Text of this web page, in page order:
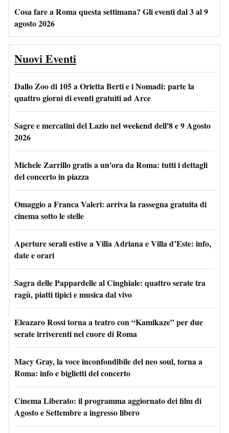
Cosa fare a Roma questa settimana? Gli eventi dal 3 al 9
agosto 2026
Nuovi Eventi
Dallo Zoo di 105 a Orietta Berti e i Nomadi: parte la
quattro giorni di eventi gratuiti ad Arce
Sagre e mercatini del Lazio nel weekend dell'8 e 9 Agosto
2026
Michele Zarrillo gratis a un'ora da Roma: tutti i dettagli
del concerto in piazza
Omaggio a Franca Valeri: arriva la rassegna gratuita di
cinema sotto le stelle
Aperture serali estive a Villa Adriana e Villa d’Este: info,
date e orari
Sagra delle Pappardelle al Cinghiale: quattro serate tra
ragù, piatti tipici e musica dal vivo
Eleazaro Rossi torna a teatro con “Kamikaze” per due
serate irriverenti nel cuore di Roma
Macy Gray, la voce inconfondibile del neo soul, torna a
Roma: info e biglietti del concerto
Cinema Liberato: il programma aggiornato dei film di
Agosto e Settembre a ingresso libero